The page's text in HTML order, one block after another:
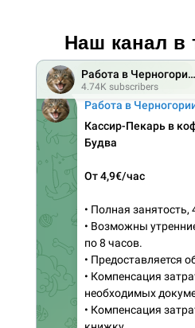
Наш канал в